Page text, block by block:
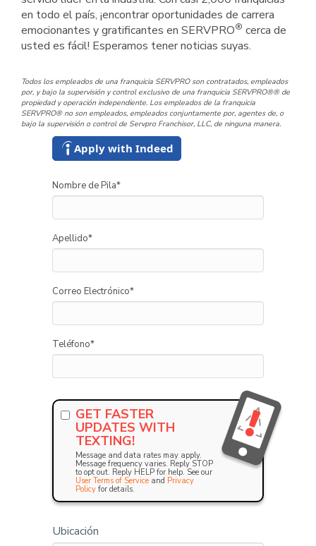
en todo el país, ¡encontrar oportunidades de carrera
emocionantes y gratificantes en SERVPRO® cerca de
usted es fácil! Esperamos tener noticias suyas.
Todos los empleados de una franquicia SERVPRO son contratados, empleados
por, y bajo la supervisión y control exclusivo de una franquicia SERVPRO®® de
propiedad y operación independiente. Los empleados de la franquicia
SERVPRO® no son empleados, empleados conjuntamente por, agentes de, o
bajo la supervisión o control de Servpro Franchisor, LLC, de ninguna manera.
Apply with Indeed
Nombre de Pila*
Apellido*
Correo Electrónico*
Teléfono*
GET FASTER
UPDATES WITH
TEXTING!
Message and data rates may apply.
Message frequency varies. Reply STOP
to opt out. Reply HELP for help. See our
User Terms of Service and Privacy
Policy for details.
Ubicación